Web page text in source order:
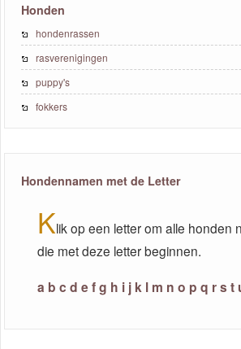
Honden
hondenrassen
rasverenigingen
puppy's
fokkers
Hondennamen met de Letter
Klik op een letter om alle honden
die met deze letter beginnen.
a b c d e fg h i j k l m n o p q rs t